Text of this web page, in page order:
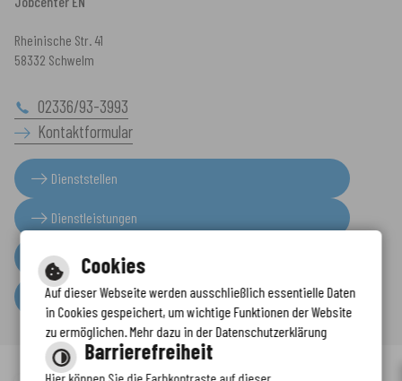
Rheinische Str. 41
58332 Schwelm
02336/93-3993
Kontaktformular
Dienststellen
Dienstleistungen
Presseinformationen
Serviceportal
Cookies
Auf dieser Webseite werden ausschließlich essentielle Daten
in Cookies gespeichert, um wichtige Funktionen der Website
zu ermöglichen. Mehr dazu in der Datenschutzerklärung
Barrierefreiheit